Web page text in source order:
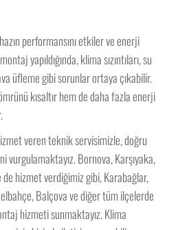
performansını etkiler ve enerji
yapıldığında, klima sızıntıları, su
üfleme gibi sorunlar ortaya çıkabilir.
kısaltır hem de daha fazla enerji
veren teknik servisimizle, doğru
vurgulamaktayız. Bornova, Karşıyaka,
hizmet verdiğimiz gibi, Karabağlar,
Balçova ve diğer tüm ilçelerde
hizmeti sunmaktayız. Klima